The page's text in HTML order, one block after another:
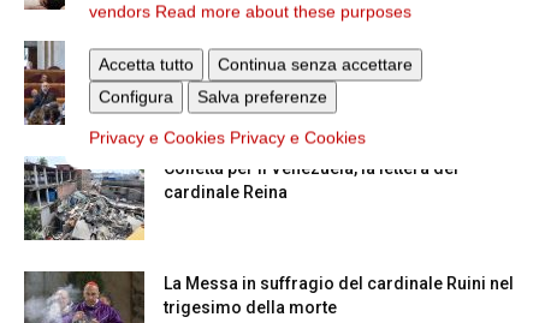
vendors Read more about these purposes
Accetta tutto
Continua senza accettare
Configura
Salva preferenze
Privacy e Cookies Privacy e Cookies
Dichiarazione di Roma, l’intervento del
cardinale Reina in Campidoglio
Colletta per il Venezuela, la lettera del
cardinale Reina
La Messa in suffragio del cardinale Ruini nel
trigesimo della morte